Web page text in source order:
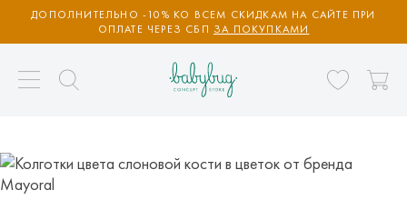
ДОПОЛНИТЕЛЬНО -10% КО ВСЕМ СКИДКАМ НА САЙТЕ ПРИ
ОПЛАТЕ ЧЕРЕЗ СБП ЗА ПОКУПКАМИ